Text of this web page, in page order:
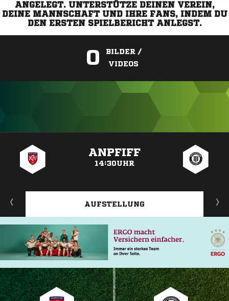
ANGELEGT. UNTERSTÜTZE DEINEN VEREIN,
DEINE MANNSCHAFT UND IHRE FANS, INDEM DU
DEN ERSTEN SPIELBERICHT ANLEGST.
0
BILDER /
VIDEOS
ANPFIFF
14:30UHR
AUFSTELLUNG